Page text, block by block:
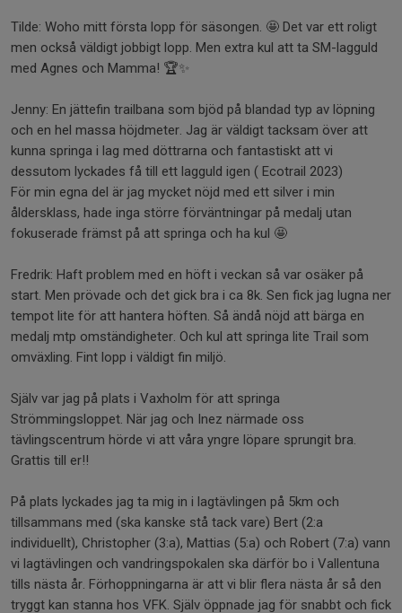
Tilde: Woho mitt första lopp för säsongen. 🤩 Det var ett roligt
men också väldigt jobbigt lopp. Men extra kul att ta SM-lagguld
med Agnes och Mamma! 🏆✨
Jenny: En jättefin trailbana som bjöd på blandad typ av löpning
och en hel massa höjdmeter. Jag är väldigt tacksam över att
kunna springa i lag med döttrarna och fantastiskt att vi
dessutom lyckades få till ett lagguld igen ( Ecotrail 2023)
För min egna del är jag mycket nöjd med ett silver i min
åldersklass, hade inga större förväntningar på medalj utan
fokuserade främst på att springa och ha kul 🤩
Fredrik: Haft problem med en höft i veckan så var osäker på
start. Men prövade och det gick bra i ca 8k. Sen fick jag lugna ner
tempot lite för att hantera höften. Så ändå nöjd att bärga en
medalj mtp omständigheter. Och kul att springa lite Trail som
omväxling. Fint lopp i väldigt fin miljö.
Själv var jag på plats i Vaxholm för att springa
Strömmingsloppet. När jag och Inez närmade oss
tävlingscentrum hörde vi att våra yngre löpare sprungit bra.
Grattis till er!!
På plats lyckades jag ta mig in i lagtävlingen på 5km och
tillsammans med (ska kanske stå tack vare) Bert (2:a
individuellt), Christopher (3:a), Mattias (5:a) och Robert (7:a) vann
vi lagtävlingen och vandringspokalen ska därför bo i Vallentuna
tills nästa år. Förhoppningarna är att vi blir flera nästa år så den
tryggt kan stanna hos VFK. Själv öppnade jag för snabbt och fick